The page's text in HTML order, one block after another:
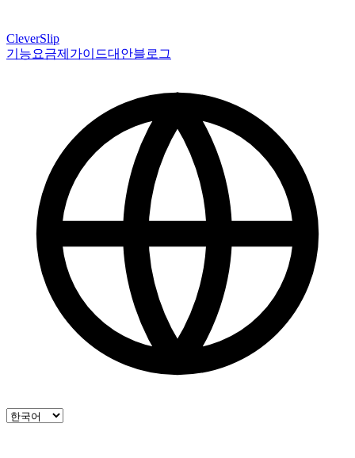
CleverSlip
기능요금제 가이드대안블로그